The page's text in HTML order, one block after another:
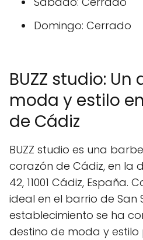
Domingo: Cerrado
BUZZ studio:
moda y estilo
de Cádiz
BUZZ studio es una
corazón de Cádiz, en la
42, 11001 Cádiz, España.
ideal en el barrio de San
establecimiento se ha
destino de moda y